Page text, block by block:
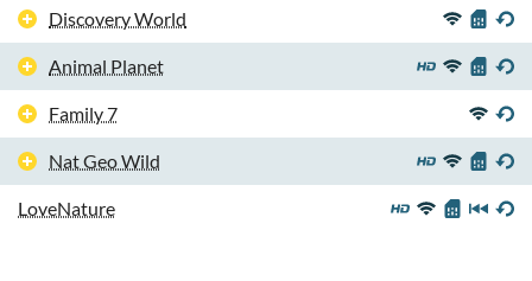
Discovery World
Animal Planet
Family 7
Nat Geo Wild
LoveNature